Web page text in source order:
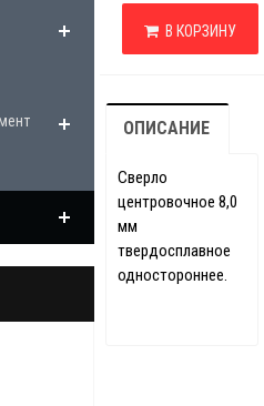
В КОРЗИНУ
ОПИСАНИЕ
Сверло
центровочное 8,0
мм
твердосплавное
одностороннее.